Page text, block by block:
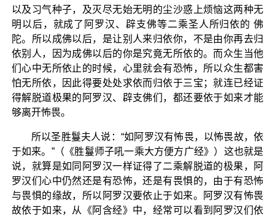
以及习气种子，及灭尽无始无明的尘沙惑上烦恼这两种无
明以后，就成了阿罗汉、辟支佛等二乘圣人所归依的 佛
陀。所以成佛以后，是让别人来归依你，不是由你再去归
依别人，因为成佛以后的你是究竟无所依的。而众生当他
们心中无所依止的时候，心里就会有恐怖，所以众生都害
怕无所依，因此得要处处求依而归依于三宝；就连已经证
得解脱道极果的阿罗汉、辟支佛们，都还要依于如来才能
够离开怖畏。
所以圣胜鬘夫人说：“如阿罗汉有怖畏，以怖畏故，依
于如来。”（《胜鬘师子吼一乘大方便方广经》）这也就是
说，就算是如同阿罗汉一样证得了二乘解脱道的极果，阿
罗汉们心中仍然还是有恐怖，还是有畏惧的，由于有恐怖
与畏惧的缘故，所以阿罗汉要依止于如来。阿罗汉有怖畏
故依于如来，从《阿含经》中，经常可以看到阿罗汉们依